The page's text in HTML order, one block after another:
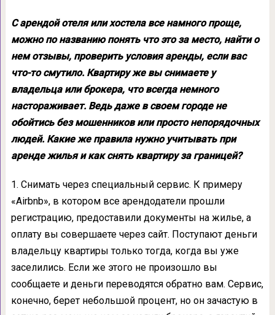
С арендой отеля или хостела все намного проще,
можно по названию понять что это за место, найти о
нем отзывы, проверить условия аренды, если вас
что-то смутило. Квартиру же вы снимаете у
владельца или брокера, что всегда немного
настораживает. Ведь даже в своем городе не
обойтись без мошенников или просто непорядочных
людей. Какие же правила нужно учитывать при
аренде жилья и как снять квартиру за границей?
1. Снимать через специальный сервис. К примеру
«Airbnb», в котором все арендодатели прошли
регистрацию, предоставили документы на жилье, а
оплату вы совершаете через сайт. Поступают деньги
владельцу квартиры только тогда, когда вы уже
заселились. Если же этого не произошло вы
сообщаете и деньги переводятся обратно вам. Сервис,
конечно, берет небольшой процент, но он зачастую в